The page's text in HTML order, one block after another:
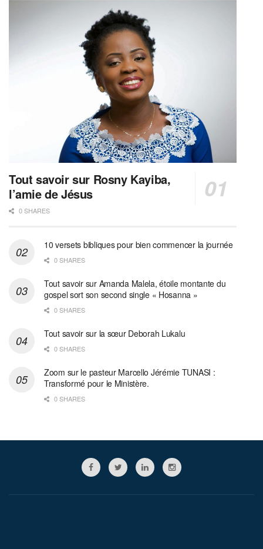
Tout savoir sur Rosny Kayiba,
l’amie de Jésus
0 SHARES
10 versets bibliques pour bien commencer la journée
0 SHARES
Tout savoir sur Amanda Malela, étoile montante du
gospel sort son second single « Hosanna »
0 SHARES
Tout savoir sur la sœur Deborah Lukalu
0 SHARES
Zoom sur le pasteur Marcello Jérémie TUNASI :
Transformé pour le Ministère.
0 SHARES